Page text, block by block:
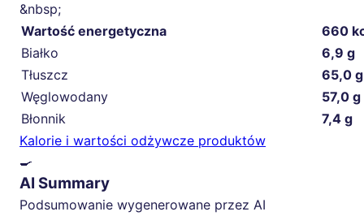
&nbsp;
Wartość energetyczna
660
Białko
6,9 g
Tłuszcz
65,0 g
Węglowodany
57,0 g
Błonnik
7,4 g
Kalorie i wartości odżywcze produktów
🍳
AI Summary
Podsumowanie wygenerowane przez AI